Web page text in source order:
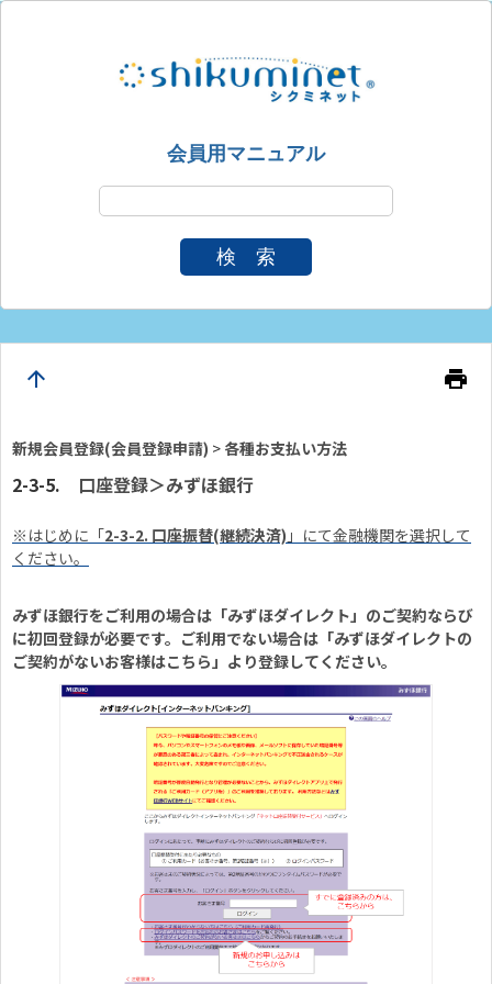
会員用マニュアル
検 索
arrow_upward print
新規会員登録(会員登録申請) > 各種お支払い方法
口座登録＞みずほ銀行
※はじめに「2-3-2. 口座振替(継続決済) 」にて金融機関を選択して
ください。
みずほ銀行をご利用の場合は「みずほダイレクト」のご契約ならび
に初回登録が必要です。ご利用でない場合は「みずほダイレクトの
ご契約がないお客様はこちら」より登録してください。